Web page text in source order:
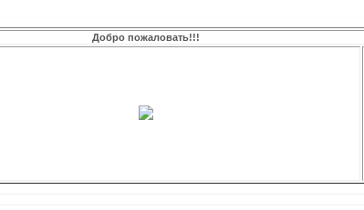
Добро пожаловать!!!